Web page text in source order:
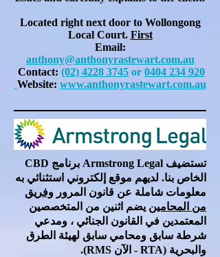
Located right next door to Wollongong
Local Court. First
Email:
anthony@anthonyrastewart.com.au
Contact: (02) 4228 3745 or 0404 234 920
Website: www.anthonyrastewart.com.au
تستضيف Armstrong Legal برنامج CBD
الخاص بنا. لديهم موقع إلكتروني استثنائي به
معلومات شاملة عن قانون المرور وفريق
من المحامين يضم اثنين من المتخصصين
المعتمدين في القانون الجنائي ، ومدعي
شرطة سابق ومحامي سابق لهيئة الطرق
والبحرية (RTA - الآن RMS).